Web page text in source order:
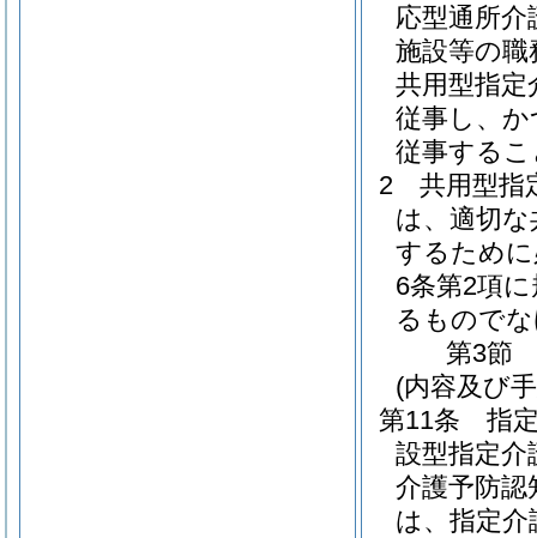
応型通所
施設等の
共用型指定
従事し、
従事する
2
共用型指
は、適切
するため
6条第2項
るもので
第3節
(内容及び
第11条
指
設型指定介
介護予防認
は、指定